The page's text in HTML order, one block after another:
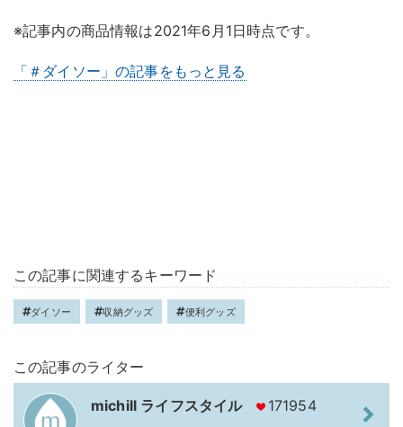
※記事内の商品情報は2021年6月1日時点です。
「＃ダイソー」の記事をもっと見る
この記事に関連するキーワード
ダイソー 収納グッズ 便利グッズ
この記事のライター
michill ライフスタイル 171954